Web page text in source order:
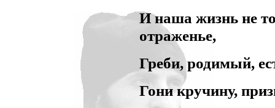
И наша жизнь не
отраженье,
Греби, родимый,
Гони кручину,